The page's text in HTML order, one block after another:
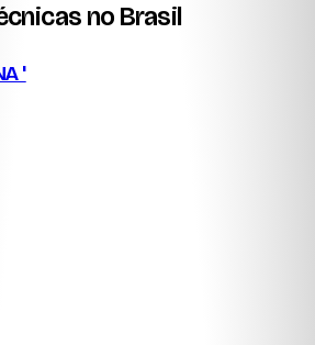
no Brasil
'